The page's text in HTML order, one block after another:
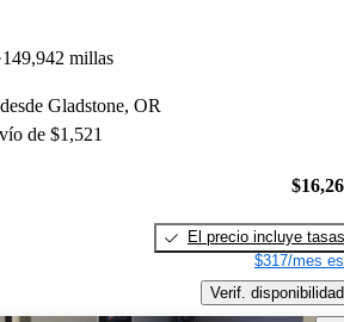
149,942 millas
Gladstone, OR
de $1,521
El precio incluye tasas
$317/mes
Verif. disponibilidad